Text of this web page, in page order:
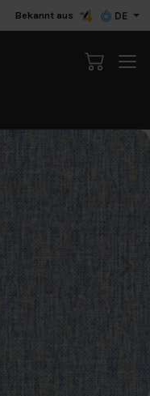
Bekannt aus DE